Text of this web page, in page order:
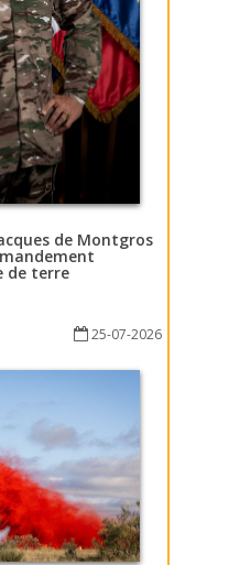
de Montgros
de terre
25-07-2026